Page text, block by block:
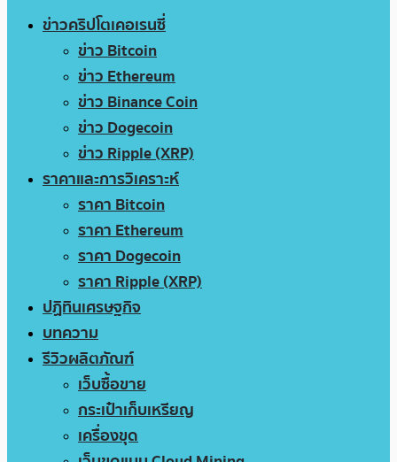
ข่าวคริปโตเคอเรนซี่
ข่าว Bitcoin
ข่าว Ethereum
ข่าว Binance Coin
ข่าว Dogecoin
ข่าว Ripple (XRP)
ราคาและการวิเคราะห์
ราคา Bitcoin
ราคา Ethereum
ราคา Dogecoin
ราคา Ripple (XRP)
ปฏิทินเศรษฐกิจ
บทความ
รีวิวผลิตภัณฑ์
เว็บซื้อขาย
กระเป๋าเก็บเหรียญ
เครื่องขุด